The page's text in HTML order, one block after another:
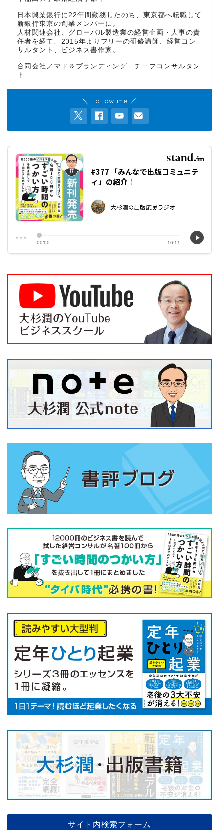
日本興業銀行に22年間勤務したのち、東京都へ転職して
新銀行東京の創業メンバーに。
人材関連会社、グローバル製造業の経営企画・人事の責
任者を経て、2015年よりフリーの研修講師、経営コン
サルタント、ビジネス書作家。
合同会社ノマド＆ブランディング・チーフコンサルタン
ト
＼ Follow me ／
サイト内検索フォーム